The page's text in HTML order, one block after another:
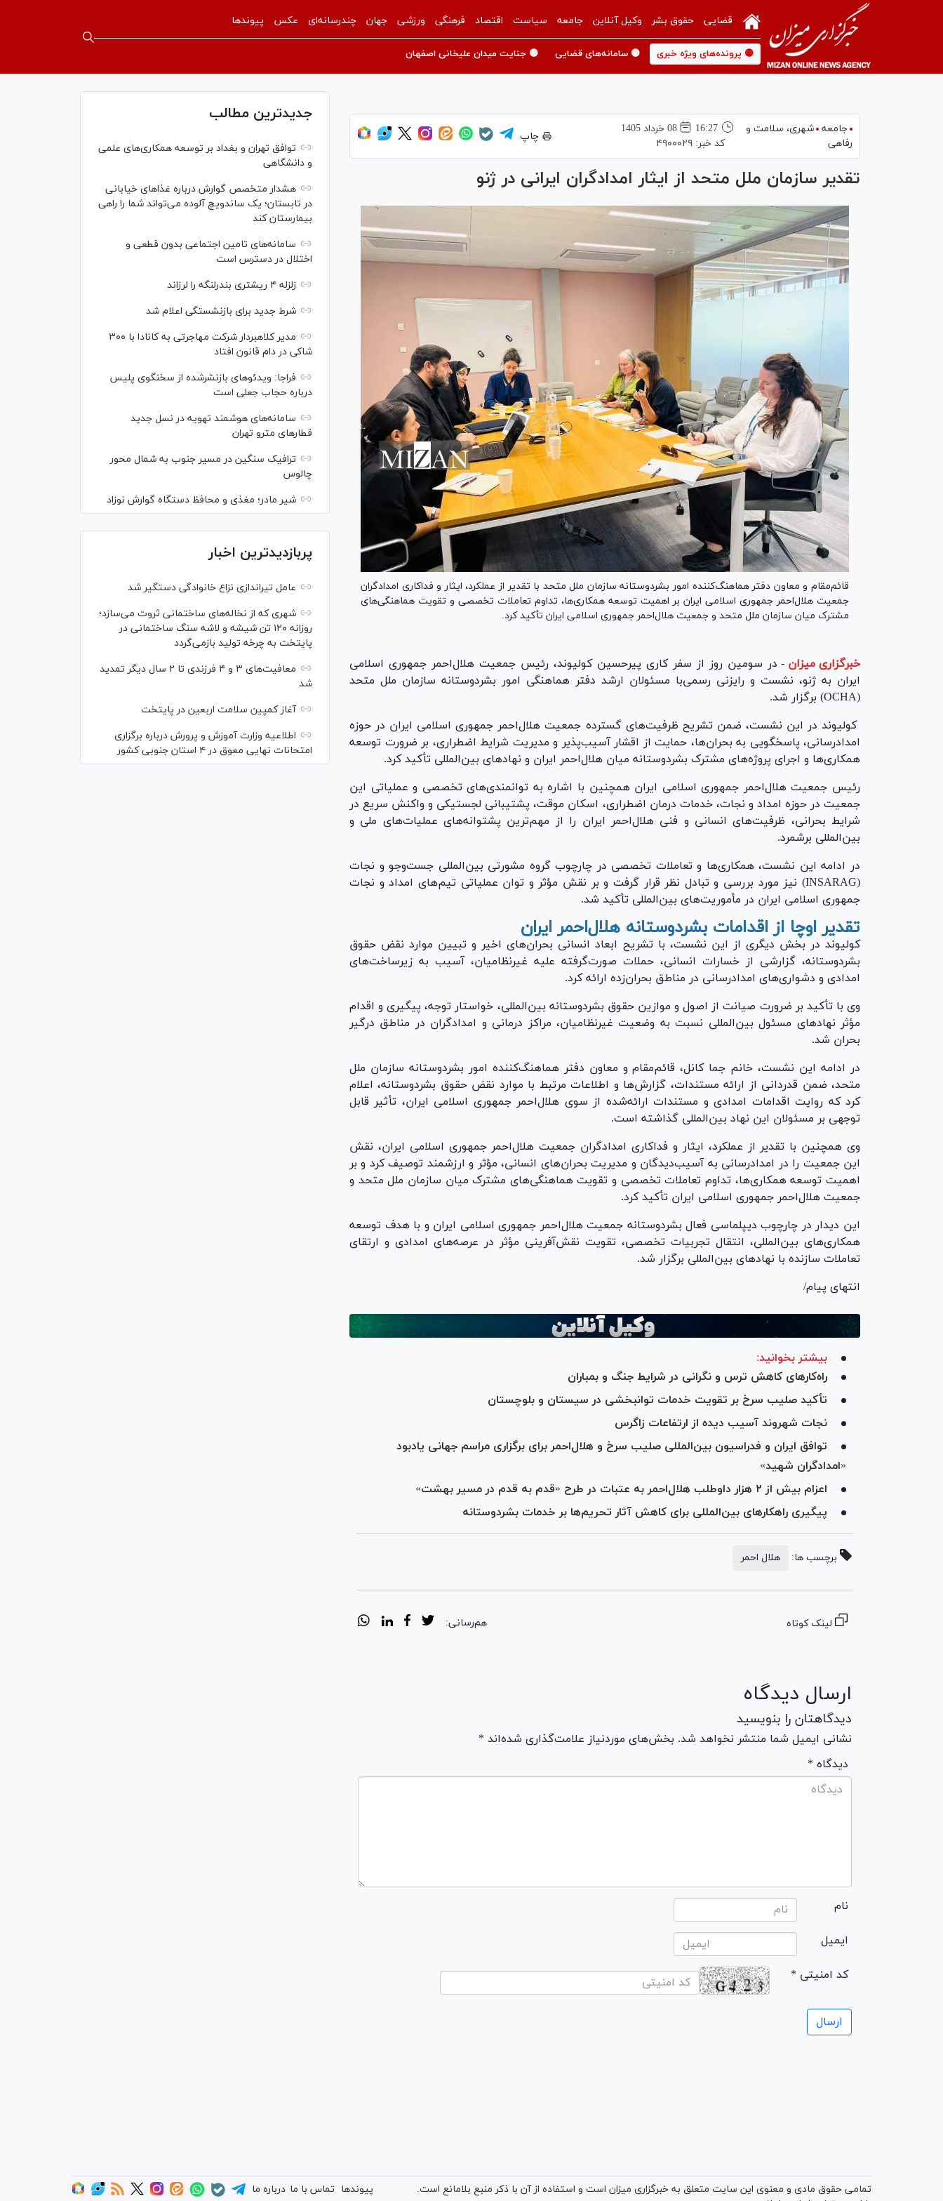
قضایی حقوق بشر وکیل آنلاین جامعه سیاست اقتصاد فرهنگی ورزشی جهان چندرسانه‌ای عکس پیوندها
🟡 پرونده‌های ویژه خبری 🟡 سامانه‌های قضایی 🟡 جنایت میدان علیخانی اصفهان
جامعه شهری،‌ سلامت و
رفاهی
16:27
08 خرداد 1405
کد خبر:۴۹۰۰۰۲۹
چاپ
تقدیر سازمان ملل متحد از ایثار امدادگران ایرانی در ژنو
قائم‌مقام و معاون دفتر هماهنگ‌کننده امور بشردوستانه سازمان ملل متحد با تقدیر از عملکرد، ایثار و فداکاری امدادگران
جمعیت هلال‌احمر جمهوری اسلامی ایران بر اهمیت توسعه همکاری‌ها، تداوم تعاملات تخصصی و تقویت هماهنگی‌های
مشترک میان سازمان ملل متحد و جمعیت هلال‌احمر جمهوری اسلامی ایران تأکید کرد.
خبرگزاری میزان - در سومین روز از سفر کاری پیرحسین کولیوند، رئیس جمعیت هلال‌احمر جمهوری اسلامی
ایران به ژنو، نشست و رایزنی رسمی‌با مسئولان ارشد دفتر هماهنگی امور بشردوستانه سازمان ملل متحد
(OCHA) برگزار شد.
کولیوند در این نشست، ضمن تشریح ظرفیت‌های گسترده جمعیت هلال‌احمر جمهوری اسلامی ایران در حوزه
امدادرسانی، پاسخگویی به بحران‌ها، حمایت از اقشار آسیب‌پذیر و مدیریت شرایط اضطراری، بر ضرورت توسعه
همکاری‌ها و اجرای پروژه‌های مشترک بشردوستانه میان هلال‌احمر ایران و نهاد‌های بین‌المللی تأکید کرد.
رئیس جمعیت هلال‌احمر جمهوری اسلامی ایران همچنین با اشاره به توانمندی‌های تخصصی و عملیاتی این
جمعیت در حوزه امداد و نجات، خدمات درمان اضطراری، اسکان موقت، پشتیبانی لجستیکی و واکنش سریع در
شرایط بحرانی، ظرفیت‌های انسانی و فنی هلال‌احمر ایران را از مهم‌ترین پشتوانه‌های عملیات‌های ملی و
بین‌المللی برشمرد.
در ادامه این نشست، همکاری‌ها و تعاملات تخصصی در چارچوب گروه مشورتی بین‌المللی جست‌و‌جو و نجات
(INSARAG) نیز مورد بررسی و تبادل نظر قرار گرفت و بر نقش مؤثر و توان عملیاتی تیم‌های امداد و نجات
جمهوری اسلامی ایران در مأموریت‌های بین‌المللی تأکید شد.
تقدیر اوچا از اقدامات بشردوستانه هلال‌احمر ایران
کولیوند در بخش دیگری از این نشست، با تشریح ابعاد انسانی بحران‌های اخیر و تبیین موارد نقض حقوق
بشردوستانه، گزارشی از خسارات انسانی، حملات صورت‌گرفته علیه غیرنظامیان، آسیب به زیرساخت‌های
امدادی و دشواری‌های امدادرسانی در مناطق بحران‌زده ارائه کرد.
وی با تأکید بر ضرورت صیانت از اصول و موازین حقوق بشردوستانه بین‌المللی، خواستار توجه، پیگیری و اقدام
مؤثر نهاد‌های مسئول بین‌المللی نسبت به وضعیت غیرنظامیان، مراکز درمانی و امدادگران در مناطق درگیر
بحران شد.
در ادامه این نشست، خانم جما کانل، قائم‌مقام و معاون دفتر هماهنگ‌کننده امور بشردوستانه سازمان ملل
متحد، ضمن قدردانی از ارائه مستندات، گزارش‌ها و اطلاعات مرتبط با موارد نقض حقوق بشردوستانه، اعلام
کرد که روایت اقدامات امدادی و مستندات ارائه‌شده از سوی هلال‌احمر جمهوری اسلامی ایران، تأثیر قابل
توجهی بر مسئولان این نهاد بین‌المللی گذاشته است.
وی همچنین با تقدیر از عملکرد، ایثار و فداکاری امدادگران جمعیت هلال‌احمر جمهوری اسلامی ایران، نقش
این جمعیت را در امدادرسانی به آسیب‌دیدگان و مدیریت بحران‌های انسانی، مؤثر و ارزشمند توصیف کرد و بر
اهمیت توسعه همکاری‌ها، تداوم تعاملات تخصصی و تقویت هماهنگی‌های مشترک میان سازمان ملل متحد و
جمعیت هلال‌احمر جمهوری اسلامی ایران تأکید کرد.
این دیدار در چارچوب دیپلماسی فعال بشردوستانه جمعیت هلال‌احمر جمهوری اسلامی ایران و با هدف توسعه
همکاری‌های بین‌المللی، انتقال تجربیات تخصصی، تقویت نقش‌آفرینی مؤثر در عرصه‌های امدادی و ارتقای
تعاملات سازنده با نهاد‌های بین‌المللی برگزار شد.
انتهای پیام/
بیشتر بخوانید:
راه‌کار‌های کاهش ترس و نگرانی در شرایط جنگ و بمباران
تأکید صلیب سرخ بر تقویت خدمات توانبخشی در سیستان و بلوچستان
نجات شهروند آسیب دیده از ارتفاعات زاگرس
توافق ایران و فدراسیون بین‌المللی صلیب سرخ و هلال‌احمر برای برگزاری مراسم جهانی یادبود
«امدادگران شهید»
اعزام بیش از ۲ هزار داوطلب هلال‌احمر به عتبات در طرح «قدم به قدم در مسیر بهشت»
پیگیری راهکار‌های بین‌المللی برای کاهش آثار تحریم‌ها بر خدمات بشردوستانه
برچسب ها: هلال احمر
لینک کوتاه هم‌رسانی:
ارسال دیدگاه
دیدگاهتان را بنویسید
نشانی ایمیل شما منتشر نخواهد شد. بخش‌های موردنیاز علامت‌گذاری شده‌اند *
* دیدگاه
نام
ایمیل
* کد امنیتی
جدیدترین مطالب
توافق تهران و بغداد بر توسعه همکاری‌های علمی
و دانشگاهی
هشدار متخصص گوارش درباره غذا‌های خیابانی
در تابستان؛ یک ساندویچ آلوده می‌تواند شما را راهی
بیمارستان کند
سامانه‌های تامین اجتماعی بدون قطعی و
اختلال در دسترس است
زلزله ۴ ریشتری بندرلنگه را لرزاند
شرط جدید برای بازنشستگی اعلام شد
مدیر کلاهبردار شرکت مهاجرتی به کانادا با ۳۰۰
شاکی در دام قانون افتاد
فراجا: ویدئو‌های بازنشرشده از سخنگوی پلیس
درباره حجاب جعلی است
سامانه‌های هوشمند تهویه در نسل جدید
قطار‌های مترو تهران
ترافیک سنگین در مسیر جنوب به شمال محور
چالوس
شیر مادر؛ مغذی و محافظ دستگاه گوارش نوزاد
پربازدیدترین اخبار
عامل تیراندازی نزاع خانوادگی دستگیر شد
شهری که از نخاله‌های ساختمانی ثروت می‌سازد؛
روزانه ۱۲۰ تن شیشه و لاشه سنگ ساختمانی در
پایتخت به چرخه تولید بازمی‌گردد
معافیت‌های ۳ و ۴ فرزندی تا ۲ سال دیگر تمدید
شد
آغاز کمپین سلامت اربعین در پایتخت
اطلاعیه وزارت آموزش و پرورش درباره برگزاری
امتحانات نهایی معوق در ۴ استان جنوبی کشور
تمامی حقوق مادی و معنوی این سایت متعلق به خبرگزاری میزان است و استفاده از آن با ذکر منبع بلامانع است.
پیوندها تماس با ما درباره ما